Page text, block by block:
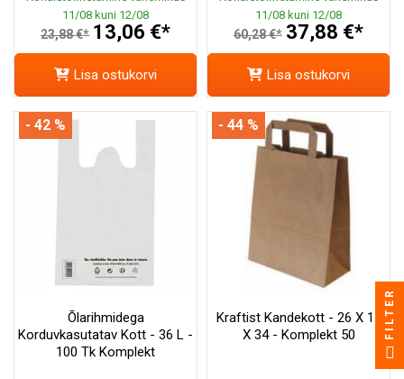
11/08 kuni 12/08
23,88 €* 13,06 €*
Lisa ostukorvi
11/08 kuni 12/08
60,28 €* 37,88 €*
Lisa ostukorvi
Õlarihmidega
Korduvkasutatav Kott - 36 L -
100 Tk Komplekt
- 42 %
Kraftist Kandekott - 26 X 17
X 34 - Komplekt 50
- 44 %
FILTER